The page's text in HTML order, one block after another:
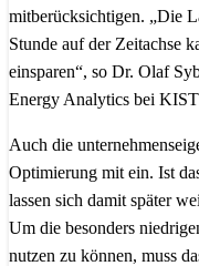
mitberücksichtigen. „Die
Stunde auf der Zeitachse
einsparen“, so Dr. Olaf
Energy Analytics bei
Auch die
Optimierung mit ein. Ist
lassen sich damit später
Um die besonders
nutzen zu können, muss